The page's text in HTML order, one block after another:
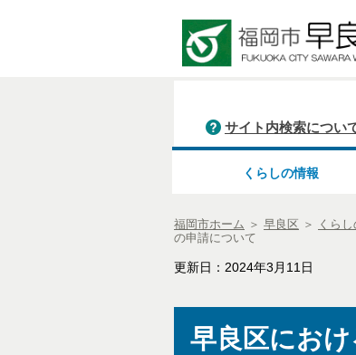
サイト内検索につい
くらしの情報
福岡市ホーム ＞ 早良区 ＞ くら
の申請について
更新日：2024年3月11日
早良区にお